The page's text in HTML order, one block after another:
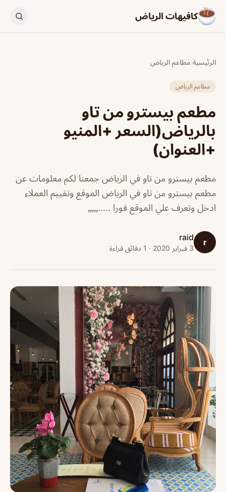
كافيهات الرياض
الرئيسية/مطاعم الرياض
مطاعم الرياض
مطعم بيسترو من تاو
بالرياض(السعر +المنيو
+العنوان)
مطعم بيسترو من تاو في الرياض جمعنا لكم معلومات عن
مطعم بيسترو من تاو في الرياض الموقع وتقييم العملاء
ادخل وتعرف علي الموقع فورا .....٫٫٫٫٫
r
raid
3 فبراير 2020 · 1 دقائق قراءة